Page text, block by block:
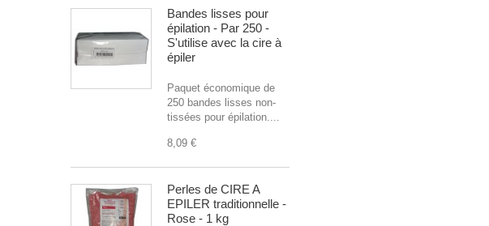
Bandes lisses pour
épilation - Par 250 -
S'utilise avec la cire à
épiler
Paquet économique de
250 bandes lisses non-
tissées pour épilation....
8,09 €
Perles de CIRE A
EPILER traditionnelle -
Rose - 1 kg